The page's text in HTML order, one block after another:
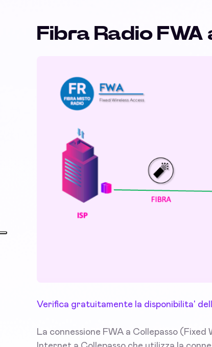
Fibra Radio
Verifica gratuitamente la disponibilita'
La connessione FWA a Collepasso